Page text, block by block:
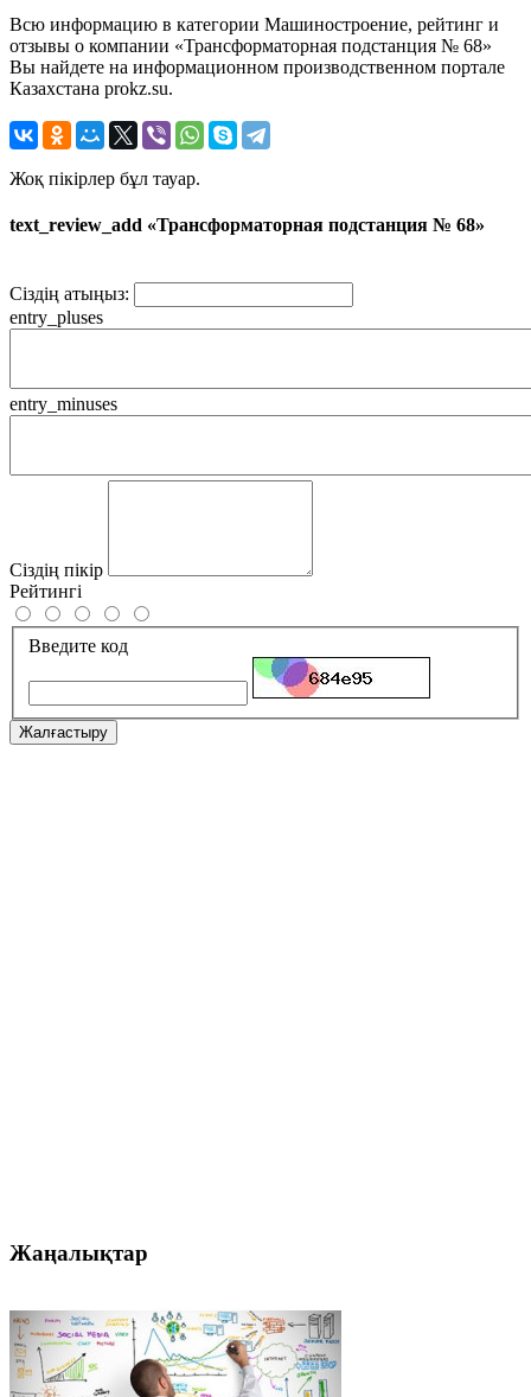
Всю информацию в категории Машиностроение, рейтинг и
отзывы о компании «Трансформаторная подстанция № 68»
Вы найдете на информационном производственном портале
Казахстана prokz.su.
Жоқ пікірлер бұл тауар.
text_review_add «Трансформаторная подстанция № 68»
Сіздің атыңыз:
entry_pluses
entry_minuses
Сіздің пікір
Рейтингі
Введите код
Жалғастыру
Жаңалықтар